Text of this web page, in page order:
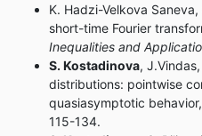
K. Hadzi-Velkova Saneva,
short-time Fourier
Inequalities and
S. Kostadinova,
distributions: pointwise
quasiasymptotic behavior,
115-134.